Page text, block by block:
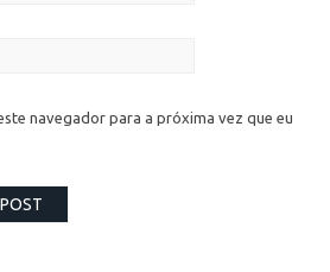
navegador para a próxima vez que eu